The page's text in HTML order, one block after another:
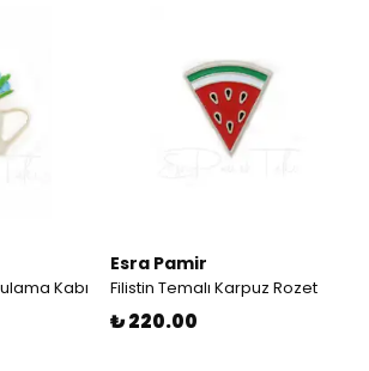
Kabı
Esra Pamir
Filistin Temalı Karpuz Rozet
₺ 220.00